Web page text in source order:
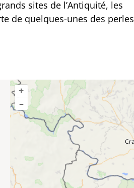
sites de l’Antiquité, les
de quelques-unes des perles
+
–